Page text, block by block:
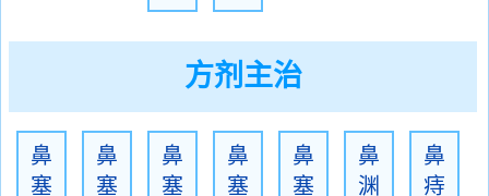
方剂主治
鼻
塞
鼻
塞
鼻
塞
鼻
塞
鼻
塞
鼻
渊
鼻
痔